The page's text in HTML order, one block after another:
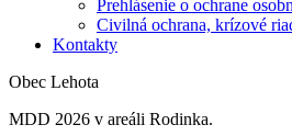
Prehlásenie o ochrane
Civilná ochrana, krízové
Kontakty
Obec Lehota
MDD 2026 v areáli Rodinka.